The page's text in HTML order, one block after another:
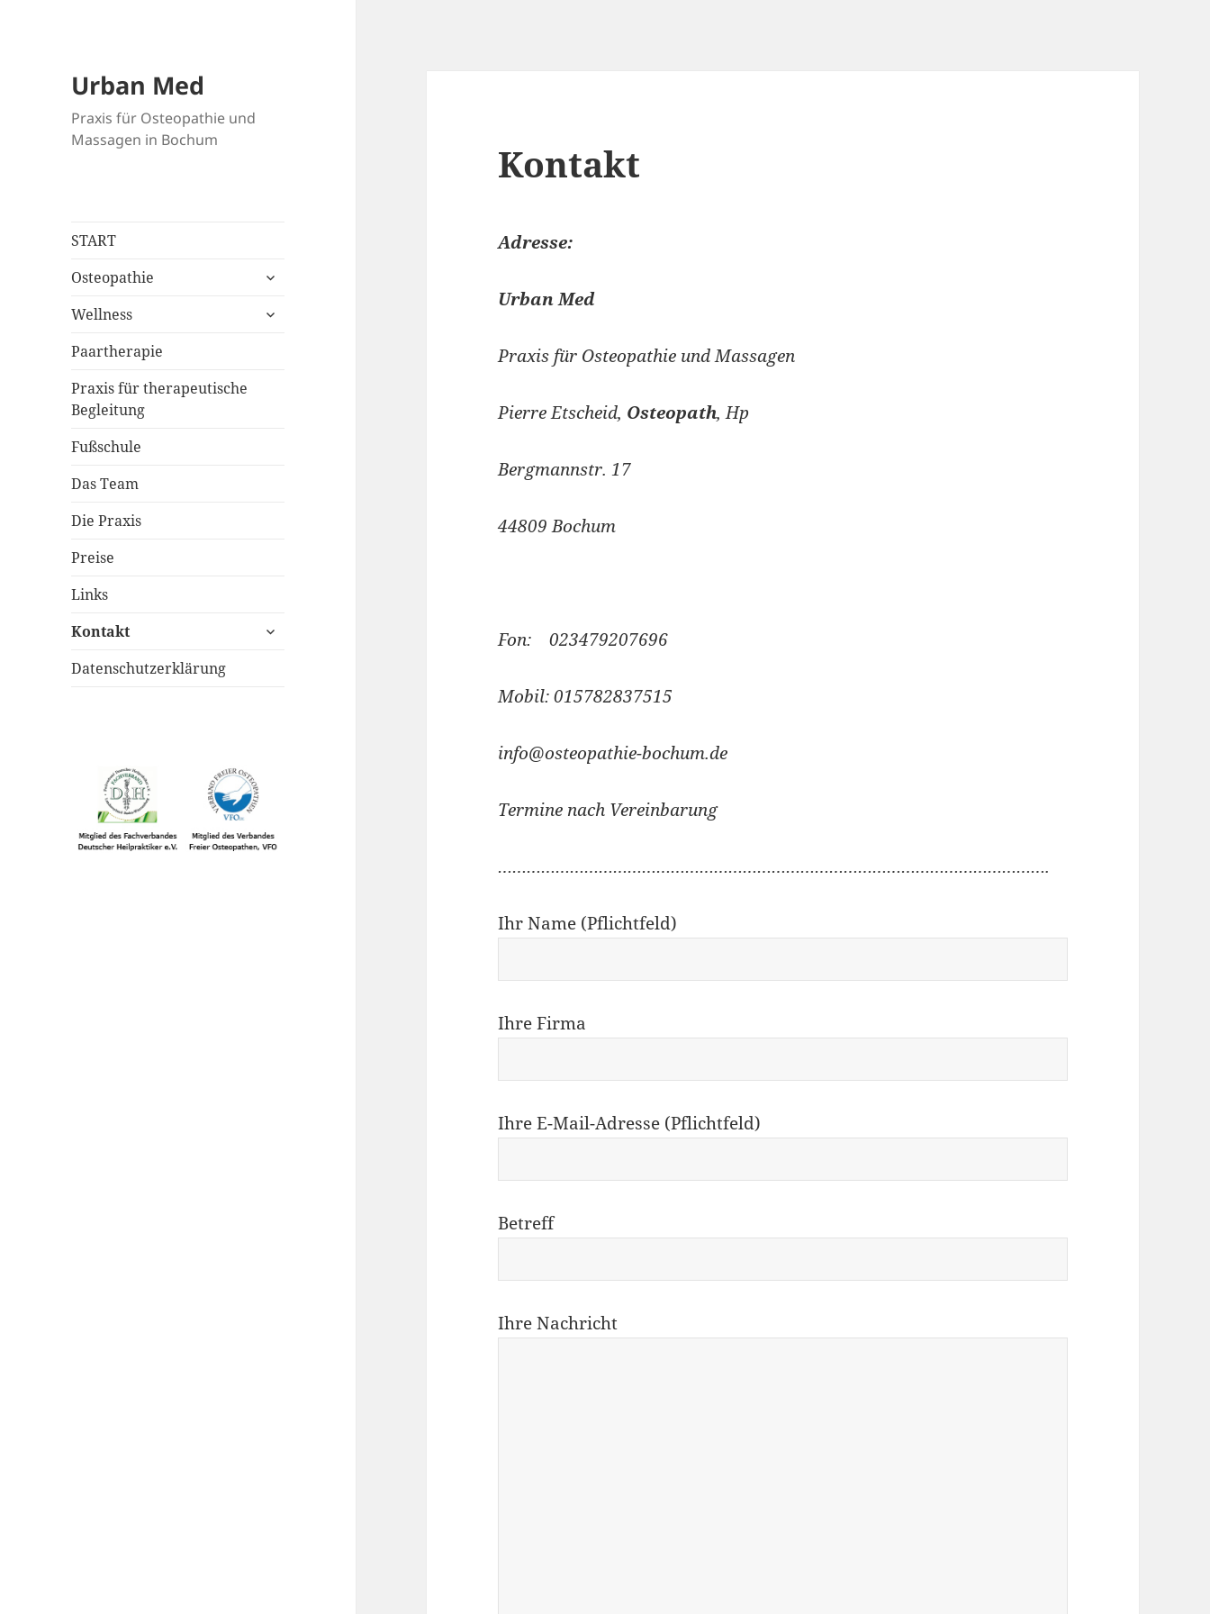
Urban Med
Praxis für Osteopathie und
Massagen in Bochum
START
Osteopathie
untermenü
Wellness
untermenü
Paartherapie
Praxis für therapeutische
Begleitung
Fußschule
Das Team
Die Praxis
Preise
Links
Kontakt
untermenü
Datenschutzerklärung
Kontakt
Adresse:
Urban Med
Praxis für Osteopathie und Massagen
Pierre Etscheid, Osteopath, Hp
Bergmannstr. 17
44809 Bochum
Fon: 023479207696
Mobil: 015782837515
info@osteopathie-bochum.de
Termine nach Vereinbarung
…………………………………………………………………………………………………….
Ihr Name (Pflichtfeld)
Ihre Firma
Ihre E-Mail-Adresse (Pflichtfeld)
Betreff
Ihre Nachricht